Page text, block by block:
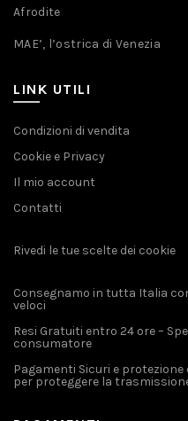
Afrodite
MAE’, l’ostrica di Venezia
LINK UTILI
Condizioni di vendita
Cookie e Privacy
Il mio account
Contatti
Rivedi le tue scelte dei cookie
Consegnamo in tutta Italia
veloci
Resi Gratuiti entro 24 ore –
consumatore
Pagamenti Sicuri e protezione
per proteggere la